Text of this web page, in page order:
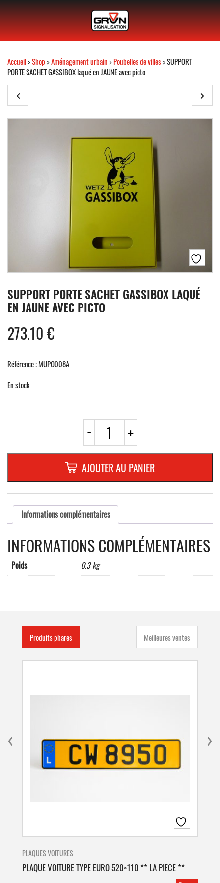
Accueil>Shop>Aménagement urbain>Poubelles de villes> SUPPORT
PORTE SACHET GASSIBOX laqué en JAUNE avec picto
SUPPORT PORTE SACHET GASSIBOX LAQUÉ
EN JAUNE AVEC PICTO
273.10€
Référence : MUPO008A
En stock
- quantité
SUPPORT
PORTE
SACHET
GASSIBOX
laqué
en
JAUNE
avec
+
AJOUTER AU PANIER
Informations complémentaires
INFORMATIONS COMPLÉMENTAIRES
Poids 0.3 kg
Produits phares Meilleures ventes
PLAQUES VOITURES
PLAQUE VOITURE TYPE EURO 520×110 ** LA PIECE **